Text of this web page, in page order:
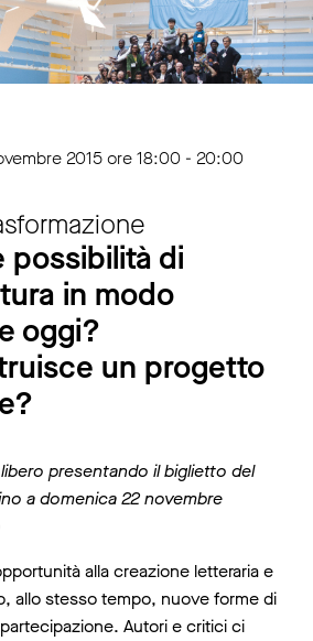
2015 ore 18:00 - 20:00
possibilità di
in modo
oggi?
un progetto
presentando il biglietto del
a domenica 22 novembre
alla creazione letteraria e
allo stesso tempo, nuove forme di
Autori e critici ci